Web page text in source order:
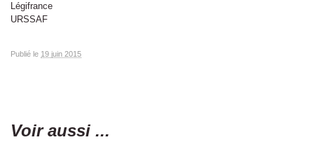
Légifrance
URSSAF
Publié le 19 juin 2015
Voir aussi ...